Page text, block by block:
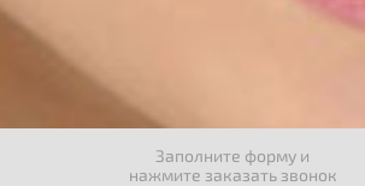
Заполните форму и
нажмите заказать звонок